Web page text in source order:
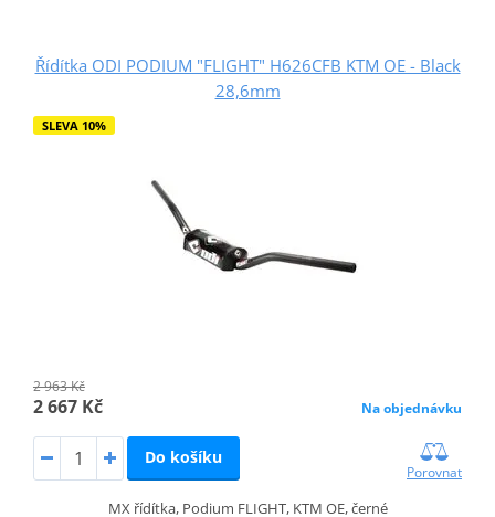
Řídítka ODI PODIUM "FLIGHT" H626CFB KTM OE - Black
28,6mm
SLEVA 10%
2 963 Kč
2 667 Kč Na objednávku
Do košíku
Porovnat
MX řídítka, Podium FLIGHT, KTM OE, černé